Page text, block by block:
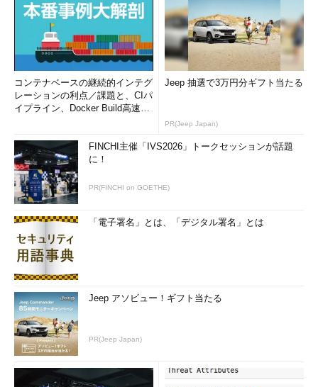
コンテナベースの継続的インテグ
レーションの利点／課題と、CIパ
イプライン、Docker Build高速化
Jeep 抽選で3万円分ギフト当たる
PR(Jeep Japan)
FINCHI主催「IVS2026」トークセッションが話題
に！
PR(FINCHI on GOETHE)
「電子署名」とは、「デジタル署名」とは
Jeep アソビュー！ギフト当たる
PR(Jeep Japan)